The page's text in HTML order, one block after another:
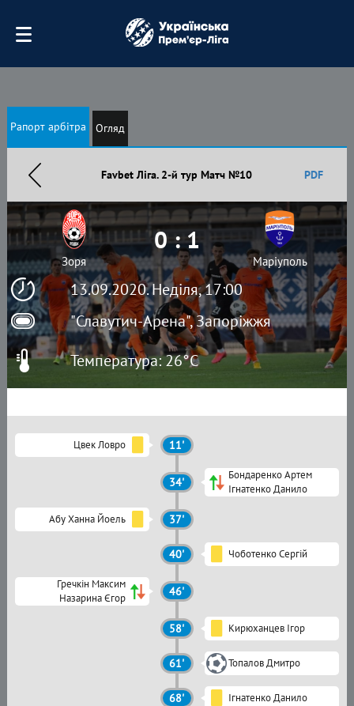
Рапорт арбітра Огляд
Favbet Ліга. 2-й тур Матч №10 PDF
13.09.2020. Неділя, 17:00
"Славутич-Арена", Запоріжжя
Зоря
0 : 1
Маріуполь
Температура: 26°C
Цвек Ловро 11'
34'
Бондаренко Артем
Ігнатенко Данило
Абу Ханна Йоель 37'
40' Чоботенко Сергій
Гречкін Максим
Назарина Єгор
46'
58' Кирюханцев Ігор
61' Топалов Дмитро
68' Ігнатенко Данило